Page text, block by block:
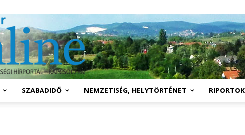
Solymár
SZABADIDŐ NEMZETISÉG, HELYTÖRTÉNET RIPORTOK